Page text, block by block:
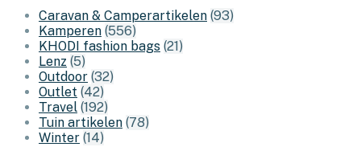
Caravan & Camperartikelen (93)
Kamperen (556)
KHODI fashion bags (21)
Lenz (5)
Outdoor (32)
Outlet (42)
Travel (192)
Tuin artikelen (78)
Winter (14)